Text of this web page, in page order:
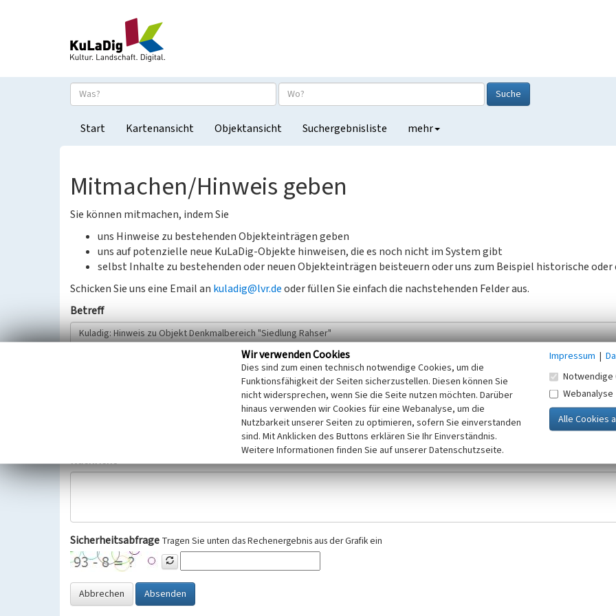
Suche
Start Kartenansicht Objektansicht Suchergebnisliste mehr
Mitmachen/Hinweis geben
Sie können mitmachen, indem Sie
uns Hinweise zu bestehenden Objekteinträgen geben
uns auf potenzielle neue KuLaDig-Objekte hinweisen, die es noch nicht im System gibt
selbst Inhalte zu bestehenden oder neuen Objekteinträgen beisteuern oder uns zum Beispiel historische oder
Schicken Sie uns eine Email an kuladig@lvr.deoder füllen Sie einfach die nachstehenden Felder aus.
Betreff
Wir bitten Sie um freiwillige Angabe Ihres Namens und Ihrer E-Mail-Adresse. Ihre Angaben werden ausschließlich im Rahmen der KuLaDig-
Selbstverständlich werden diese entsprechend der Vorschriften des Telemediengesetzes, des Datenschutzgesetzes NRW und der seit
Datenschutzgrundverordnung (EU-DSGVO) vertraulich behandelt, beachten Sie bitte unsere Hinweise zumDatenschutz
Nachricht
Sicherheitsabfrage Tragen Sie unten das Rechenergebnis aus der Grafik ein
Abbrechen Absenden
Wir verwenden Cookies
Dies sind zum einen technisch notwendige Cookies, um die
Funktionsfähigkeit der Seiten sicherzustellen. Diesen können Sie
nicht widersprechen, wenn Sie die Seite nutzen möchten. Darüber
hinaus verwenden wir Cookies für eine Webanalyse, um die
Nutzbarkeit unserer Seiten zu optimieren, sofern Sie einverstanden
sind. Mit Anklicken des Buttons erklären Sie Ihr Einverständnis.
Weitere Informationen finden Sie auf unserer Datenschutzseite.
Impressum |
Notwendige
Webanalyse